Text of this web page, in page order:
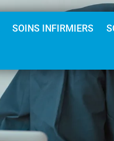
SOINS INFIRMIERS